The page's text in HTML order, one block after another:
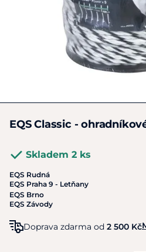
EQS Classic -
Skladem 2 ks
EQS Rudná
EQS Praha 9 - Letňany
EQS Brno
EQS Závody
Doprava zdarma od 2 500 Kč